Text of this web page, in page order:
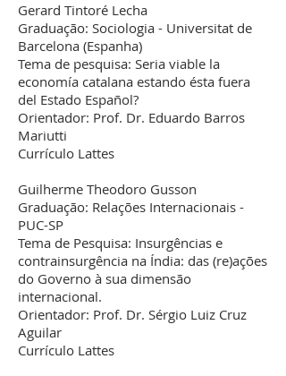
Gerard Tintoré Lecha
Graduação: Sociologia - Universitat de
Barcelona (Espanha)
Tema de pesquisa: Seria viable la
economía catalana estando ésta fuera
del Estado Español?
Orientador: Prof. Dr. Eduardo Barros
Mariutti
Currículo Lattes
Guilherme Theodoro Gusson
Graduação: Relações Internacionais -
PUC-SP
Tema de Pesquisa: Insurgências e
contrainsurgência na Índia: das (re)ações
do Governo à sua dimensão
internacional.
Orientador: Prof. Dr. Sérgio Luiz Cruz
Aguilar
Currículo Lattes